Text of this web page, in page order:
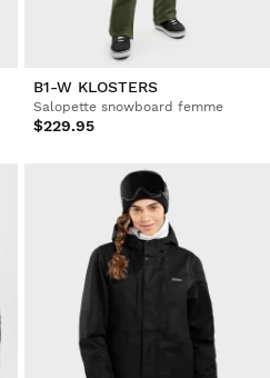
B1-W KLOSTERS
Salopette snowboard femme
$229.95